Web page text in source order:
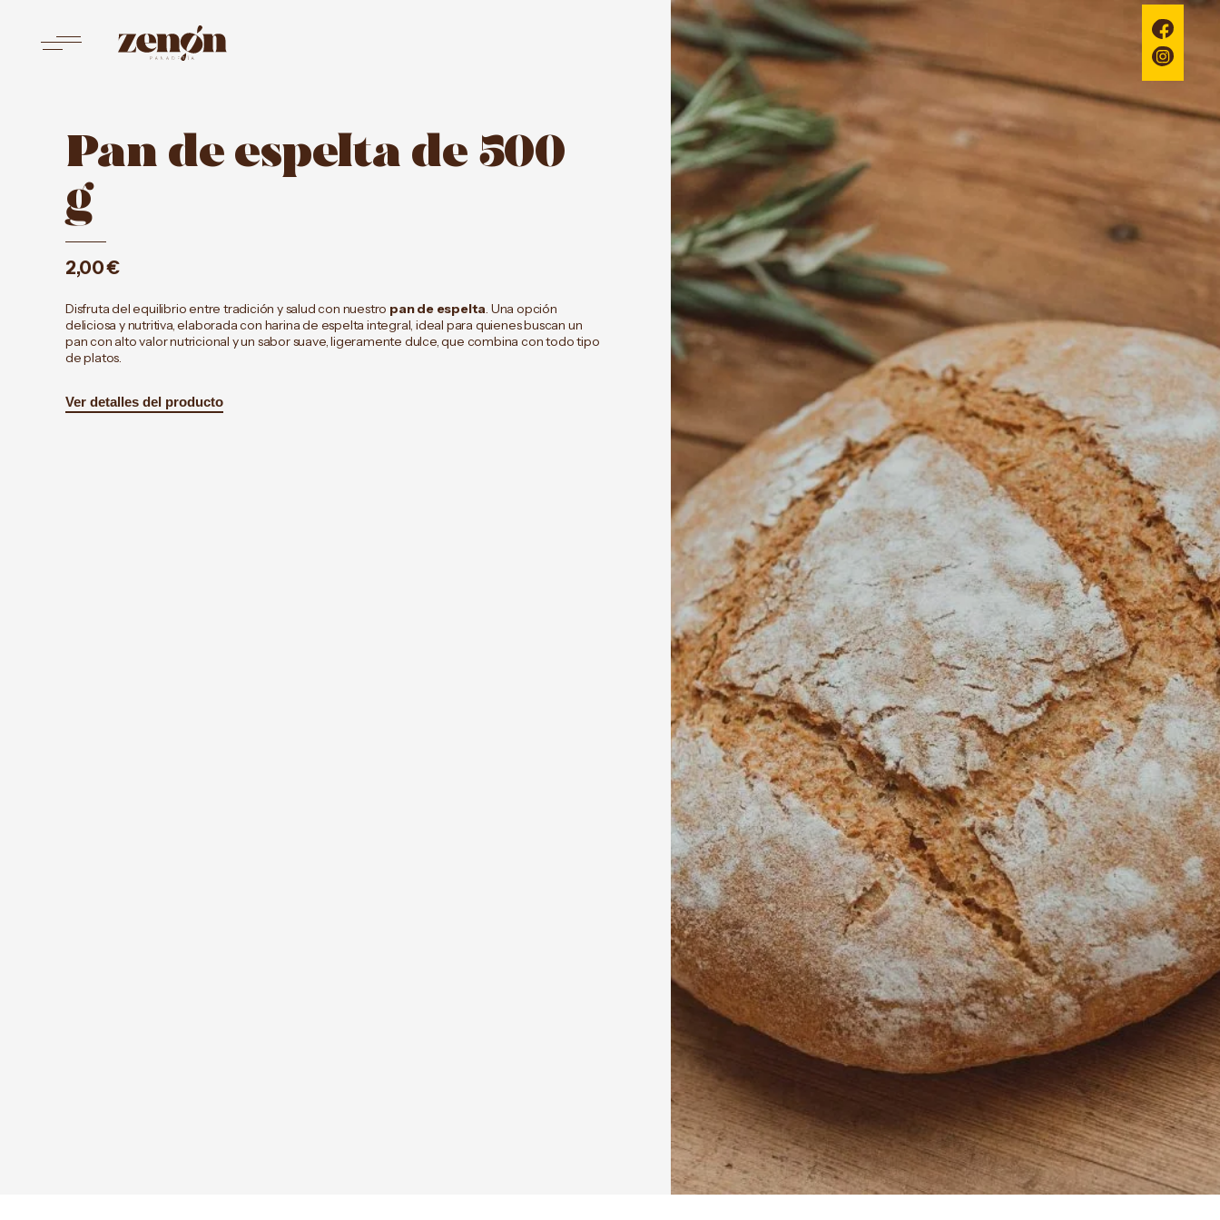
contenido
Panadería
Pan de espelta de 500
g
2,00€
Disfruta del equilibrio entre tradición y salud con nuestro pan de espelta. Una opción
deliciosa y nutritiva, elaborada con harina de espelta integral, ideal para quienes buscan un
pan con alto valor nutricional y un sabor suave, ligeramente dulce, que combina con todo tipo
de platos.
Ver detalles del producto